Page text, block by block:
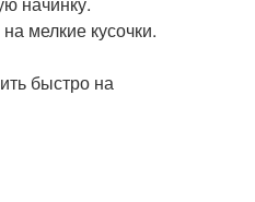
мелкие кусочки.
быстро на